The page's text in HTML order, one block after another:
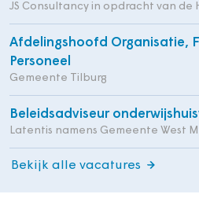
JS Consultancy in opdracht van de
Afdelingshoofd Organisatie,
Personeel
Gemeente Tilburg
Beleidsadviseur
Latentis namens Gemeente West
Bekijk alle vacatures